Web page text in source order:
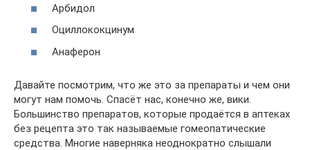
Арбидол
Оциллококцинум
Анаферон
Давайте посмотрим, что же это за препараты и чем они
могут нам помочь. Спасёт нас, конечно же, вики.
Большинство препаратов, которые продаётся в аптеках
без рецепта это так называемые гомеопатические
средства. Многие наверняка неоднократно слышали